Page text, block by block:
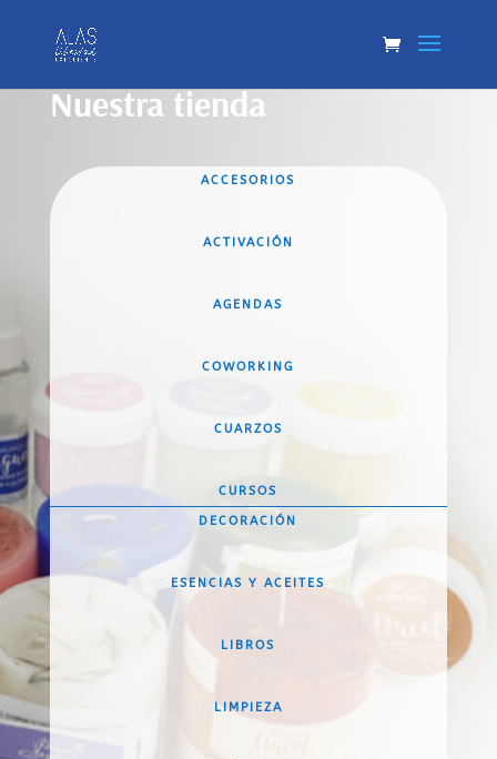
Nuestra tienda
ACCESORIOS
ACTIVACIÓN
AGENDAS
COWORKING
CUARZOS
CURSOS
DECORACIÓN
ESENCIAS Y ACEITES
LIBROS
LIMPIEZA